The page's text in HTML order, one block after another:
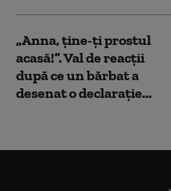
„Anna, ţine-ţi prostul
acasă!”. Val de reacții
după ce un bărbat a
desenat o declarație...